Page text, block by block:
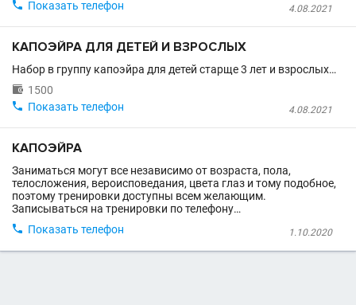
4.08.2021
 Показать телефон
КАПОЭЙРА ДЛЯ ДЕТЕЙ И ВЗРОСЛЫХ
Набор в группу капоэйра для детей старще 3 лет и взрослых…
 1500
4.08.2021
 Показать телефон
КАПОЭЙРА
Заниматься могут все независимо от возраста, пола,
телосложения, вероисповедания, цвета глаз и тому подобное,
поэтому тренировки доступны всем желающим.
Записываться на тренировки по телефону…
1.10.2020
 Показать телефон